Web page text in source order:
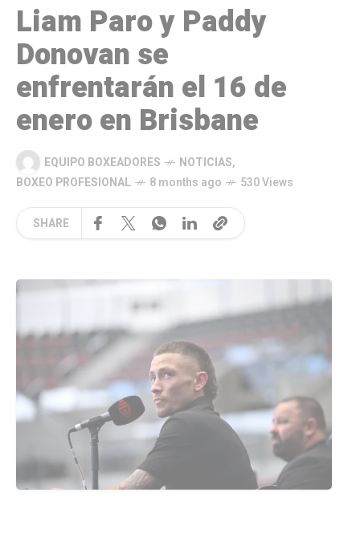
Liam Paro y Paddy
Donovan se
enfrentarán el 16 de
enero en Brisbane
EQUIPO BOXEADORES NOTICIAS,
BOXEO PROFESIONAL
8 months ago 530 Views
SHARE